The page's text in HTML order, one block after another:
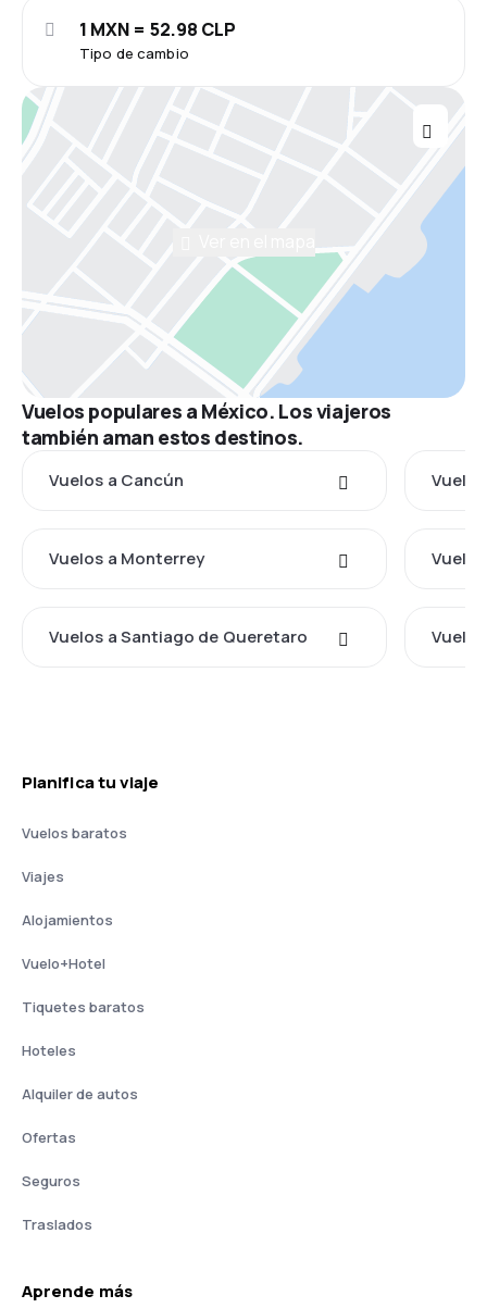
Tipo de cambio
1 MXN = 52.98 CLP
Vuelos populares a México. Los viajeros
también aman estos destinos.
Vuelos a Cancún
Vuelos a Monterrey
Vuelos a Santiago de Queretaro
Planifica tu viaje
Vuelos baratos
Viajes
Alojamientos
Vuelo+Hotel
Tiquetes baratos
Hoteles
Alquiler de autos
Ofertas
Seguros
Traslados
Aprende más